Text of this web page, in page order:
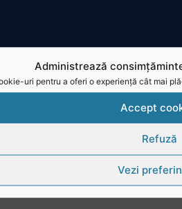
Administrează
uri pentru a oferi o experiență cât mai
Accept
Refuză
Vezi